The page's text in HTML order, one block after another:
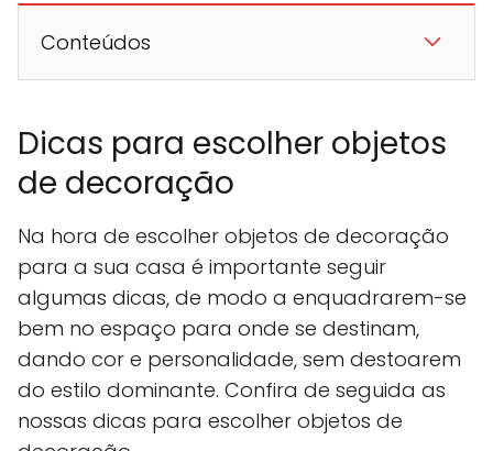
Conteúdos
Dicas para escolher objetos
de decoração
Na hora de escolher objetos de decoração
para a sua casa é importante seguir
algumas dicas, de modo a enquadrarem-se
bem no espaço para onde se destinam,
dando cor e personalidade, sem destoarem
do estilo dominante. Confira de seguida as
nossas dicas para escolher objetos de